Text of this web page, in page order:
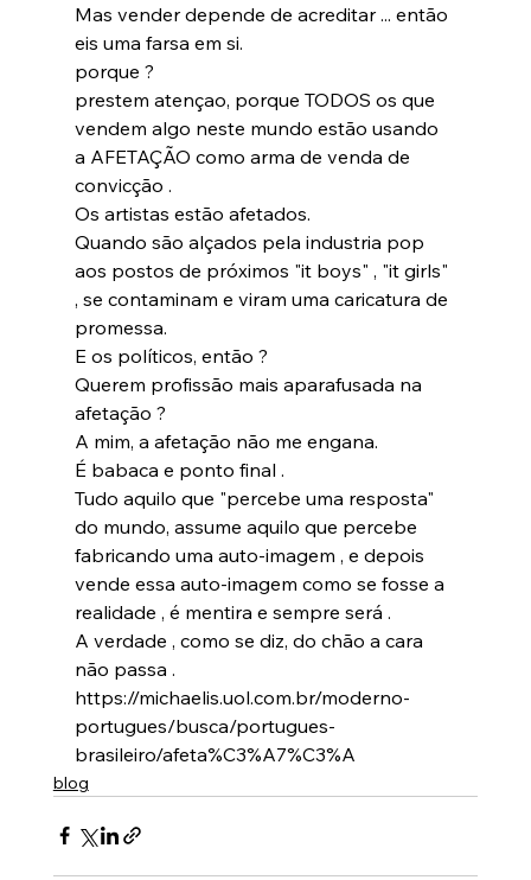
Mas vender depende de acreditar ... então
eis uma farsa em si.
porque ?
prestem atençao, porque TODOS os que
vendem algo neste mundo estão usando
a AFETAÇÃO como arma de venda de
convicção .
Os artistas estão afetados.
Quando são alçados pela industria pop
aos postos de próximos "it boys" , "it girls"
, se contaminam e viram uma caricatura de
promessa.
E os políticos, então ?
Querem profissão mais aparafusada na
afetação ?
A mim, a afetação não me engana.
É babaca e ponto final .
Tudo aquilo que "percebe uma resposta"
do mundo, assume aquilo que percebe
fabricando uma auto-imagem , e depois
vende essa auto-imagem como se fosse a
realidade , é mentira e sempre será .
A verdade , como se diz, do chão a cara
não passa .
https://michaelis.uol.com.br/moderno-
portugues/busca/portugues-
brasileiro/afeta%C3%A7%C3%A
blog